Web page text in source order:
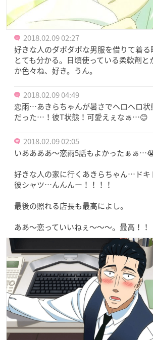
2018.02.09 02:27
好きな人のダボダボな男服を借りて着る
とても分かる。日頃使っている柔軟剤と
か色々ね、好き。うん。
2018.02.09 04:49
恋雨…あきらちゃんが暑さでヘロヘロ状
だった…！彼T状態！可愛えぇなぁ…😊
2018.02.09 02:05
いああああ〜恋雨5話もよかったぁぁ
好きな人の家に行くあきらちゃん…ド
彼シャツ…んんんー！！！！
最後の照れる店長も最高によし。
ああ〜恋っていいねぇ〜〜〜。最高！！